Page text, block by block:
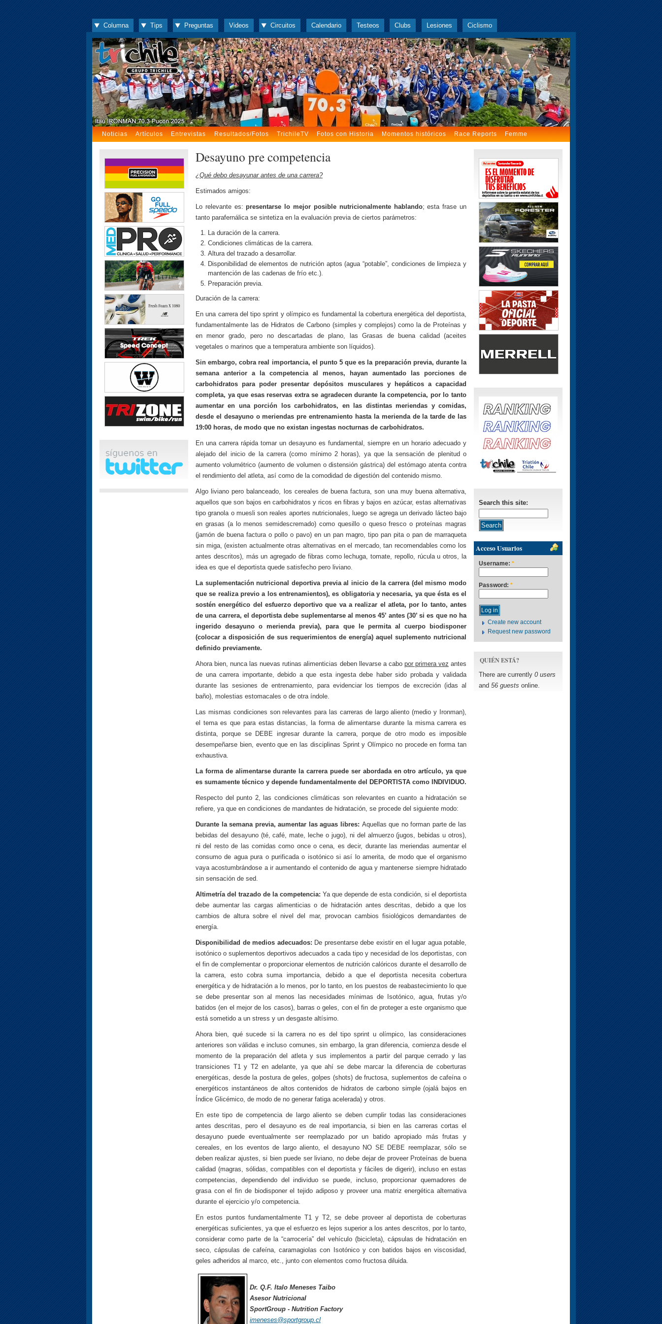
Columna Tips Preguntas Videos Circuitos Calendario Testeos Clubs Lesiones Ciclismo
Noticias Artículos Entrevistas Resultados/Fotos TrichileTV Fotos con Historia Momentos históricos Race Reports Femme
Desayuno pre competencia
¿Qué debo desayunar antes de una carrera?
Estimados amigos:
Lo relevante es:presentarse lo mejor posible nutricionalmente hablando; esta frase un
tanto parafernálica se sintetiza en la evaluación previa de ciertos parámetros:
La duración de la carrera.
Condiciones climáticas de la carrera.
Altura del trazado a desarrollar.
Disponibilidad de elementos de nutrición aptos (agua “potable”, condiciones de limpieza y
mantención de las cadenas de frío etc.).
Preparación previa.
Duración de la carrera:
En una carrera del tipo sprint y olímpico es fundamental la cobertura energética del deportista,
fundamentalmente las de Hidratos de Carbono (simples y complejos) como la de Proteínas y
en menor grado, pero no descartadas de plano, las Grasas de buena calidad (aceites
vegetales o marinos que a temperatura ambiente son líquidos).
Sin embargo, cobra real importancia, el punto 5 que es la preparación previa, durante la
semana anterior a la competencia al menos, hayan aumentado las porciones de
carbohidratos para poder presentar depósitos musculares y hepáticos a capacidad
completa, ya que esas reservas extra se agradecen durante la competencia, por lo tanto
aumentar en una porción los carbohidratos, en las distintas meriendas y comidas,
desde el desayuno o meriendas pre entrenamiento hasta la merienda de la tarde de las
19:00 horas, de modo que no existan ingestas nocturnas de carbohidratos.
En una carrera rápida tomar un desayuno es fundamental, siempre en un horario adecuado y
alejado del inicio de la carrera (como mínimo 2 horas), ya que la sensación de plenitud o
aumento volumétrico (aumento de volumen o distensión gástrica) del estómago atenta contra
el rendimiento del atleta, así como de la comodidad de digestión del contenido mismo.
Algo liviano pero balanceado, los cereales de buena factura, son una muy buena alternativa,
aquellos que son bajos en carbohidratos y ricos en fibras y bajos en azúcar, estas alternativas
tipo granola o muesli son reales aportes nutricionales, luego se agrega un derivado lácteo bajo
en grasas (a lo menos semidescremado) como quesillo o queso fresco o proteínas magras
(jamón de buena factura o pollo o pavo) en un pan magro, tipo pan pita o pan de marraqueta
sin miga, (existen actualmente otras alternativas en el mercado, tan recomendables como los
antes descritos), más un agregado de fibras como lechuga, tomate, repollo, rúcula u otros, la
idea es que el deportista quede satisfecho pero liviano.
La suplementación nutricional deportiva previa al inicio de la carrera (del mismo modo
que se realiza previo a los entrenamientos), es obligatoria y necesaria, ya que ésta es el
sostén energético del esfuerzo deportivo que va a realizar el atleta, por lo tanto, antes
de una carrera, el deportista debe suplementarse al menos 45’ antes (30’ si es que no ha
ingerido desayuno o merienda previa), para que le permita al cuerpo biodisponer
(colocar a disposición de sus requerimientos de energía) aquel suplemento nutricional
definido previamente.
Ahora bien, nunca las nuevas rutinas alimenticias deben llevarse a cabo por primera vez antes
de una carrera importante, debido a que esta ingesta debe haber sido probada y validada
durante las sesiones de entrenamiento, para evidenciar los tiempos de excreción (idas al
baño), molestias estomacales o de otra índole.
Las mismas condiciones son relevantes para las carreras de largo aliento (medio y Ironman),
el tema es que para estas distancias, la forma de alimentarse durante la misma carrera es
distinta, porque se DEBE ingresar durante la carrera, porque de otro modo es imposible
desempeñarse bien, evento que en las disciplinas Sprint y Olímpico no procede en forma tan
exhaustiva.
La forma de alimentarse durante la carrera puede ser abordada en otro artículo, ya que
es sumamente técnico y depende fundamentalmente del DEPORTISTA como INDIVIDUO.
Respecto del punto 2, las condiciones climáticas son relevantes en cuanto a hidratación se
refiere, ya que en condiciones de mandantes de hidratación, se procede del siguiente modo:
Durante la semana previa, aumentar las aguas libres: Aquellas que no forman parte de las
bebidas del desayuno (té, café, mate, leche o jugo), ni del almuerzo (jugos, bebidas u otros),
ni del resto de las comidas como once o cena, es decir, durante las meriendas aumentar el
consumo de agua pura o purificada o isotónico si así lo amerita, de modo que el organismo
vaya acostumbrándose a ir aumentando el contenido de agua y mantenerse siempre hidratado
sin sensación de sed.
Altimetría del trazado de la competencia: Ya que depende de esta condición, si el deportista
debe aumentar las cargas alimenticias o de hidratación antes descritas, debido a que los
cambios de altura sobre el nivel del mar, provocan cambios fisiológicos demandantes de
energía.
Disponibilidad de medios adecuados: De presentarse debe existir en el lugar agua potable,
isotónico o suplementos deportivos adecuados a cada tipo y necesidad de los deportistas, con
el fin de complementar o proporcionar elementos de nutrición calóricos durante el desarrollo de
la carrera, esto cobra suma importancia, debido a que el deportista necesita cobertura
energética y de hidratación a lo menos, por lo tanto, en los puestos de reabastecimiento lo que
se debe presentar son al menos las necesidades mínimas de Isotónico, agua, frutas y/o
batidos (en el mejor de los casos), barras o geles, con el fin de proteger a este organismo que
está sometido a un stress y un desgaste altísimo.
Ahora bien, qué sucede si la carrera no es del tipo sprint u olímpico, las consideraciones
anteriores son válidas e incluso comunes, sin embargo, la gran diferencia, comienza desde el
momento de la preparación del atleta y sus implementos a partir del parque cerrado y las
transiciones T1 y T2 en adelante, ya que ahí se debe marcar la diferencia de coberturas
energéticas, desde la postura de geles, golpes (shots) de fructosa, suplementos de cafeína o
energéticos instantáneos de altos contenidos de hidratos de carbono simple (ojalá bajos en
Índice Glicémico, de modo de no generar fatiga acelerada) y otros.
En este tipo de competencia de largo aliento se deben cumplir todas las consideraciones
antes descritas, pero el desayuno es de real importancia, si bien en las carreras cortas el
desayuno puede eventualmente ser reemplazado por un batido apropiado más frutas y
cereales, en los eventos de largo aliento, el desayuno NO SE DEBE reemplazar, sólo se
deben realizar ajustes, si bien puede ser liviano, no debe dejar de proveer Proteínas de buena
calidad (magras, sólidas, compatibles con el deportista y fáciles de digerir), incluso en estas
competencias, dependiendo del individuo se puede, incluso, proporcionar quemadores de
grasa con el fin de biodisponer el tejido adiposo y proveer una matriz energética alternativa
durante el ejercicio y/o competencia.
En estos puntos fundamentalmente T1 y T2, se debe proveer al deportista de coberturas
energéticas suficientes, ya que el esfuerzo es lejos superior a los antes descritos, por lo tanto,
considerar como parte de la “carrocería” del vehículo (bicicleta), cápsulas de hidratación en
seco, cápsulas de cafeína, caramagiolas con Isotónico y con batidos bajos en viscosidad,
geles adheridos al marco, etc., junto con elementos como fructosa diluida.
Dr. Q.F. Italo Meneses Taibo
Asesor Nutricional
SportGroup - Nutrition Factory
imeneses@sportgroup.cl
Search this site:
Acceso Usuarios
Username: *
Password: *
Create new account
Request new password
QUIÉN ESTÁ?
There are currently 0 users
and 56 guests online.